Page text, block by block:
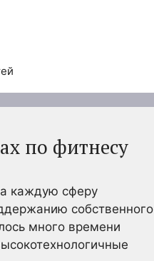
по фитнесу
каждую сферу
собственного
много времени